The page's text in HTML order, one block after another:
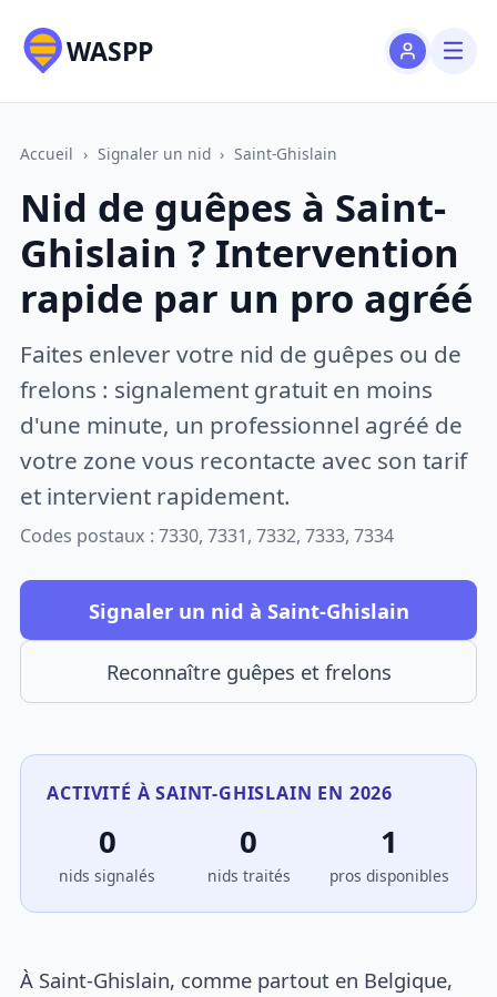
WASPP
Accueil › Signaler un nid › Saint-Ghislain
Nid de guêpes à Saint-
Ghislain ? Intervention
rapide par un pro agréé
Faites enlever votre nid de guêpes ou de
frelons : signalement gratuit en moins
d'une minute, un professionnel agréé de
votre zone vous recontacte avec son tarif
et intervient rapidement.
Codes postaux : 7330, 7331, 7332, 7333, 7334
Signaler un nid à Saint-Ghislain
Reconnaître guêpes et frelons
ACTIVITÉ À SAINT-GHISLAIN EN 2026
0
nids signalés
0
nids traités
1
pros disponibles
À Saint-Ghislain, comme partout en Belgique,